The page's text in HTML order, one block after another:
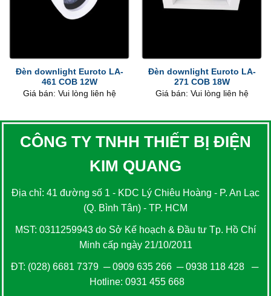
Đèn downlight Euroto LA-
461 COB 12W
Giá bán: Vui lòng liên hệ
Đèn downlight Euroto LA-
271 COB 18W
Giá bán: Vui lòng liên hệ
CÔNG TY TNHH THIẾT BỊ ĐIỆN
KIM QUANG
Địa chỉ: 41 đường số 1 - KDC Lý Chiêu Hoàng - P. An Lạc
(Q. Bình Tân) - TP. HCM
MST: 0311259943 do Sở Kế hoạch & Đầu tư Tp. Hồ Chí
Minh cấp ngày 21/10/2011
ĐT: (028) 6681 7379 ─0909 635 266─0938 118 428─
Hotline: 0931 455 668